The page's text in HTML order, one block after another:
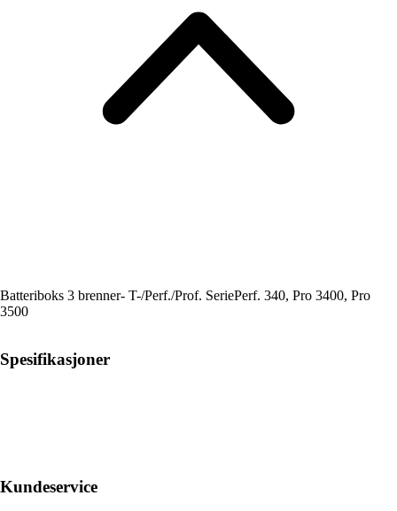
Batteriboks 3 brenner- T-/Perf./Prof. SeriePerf. 340, Pro 3400, Pro
3500
Spesifikasjoner
Kundeservice